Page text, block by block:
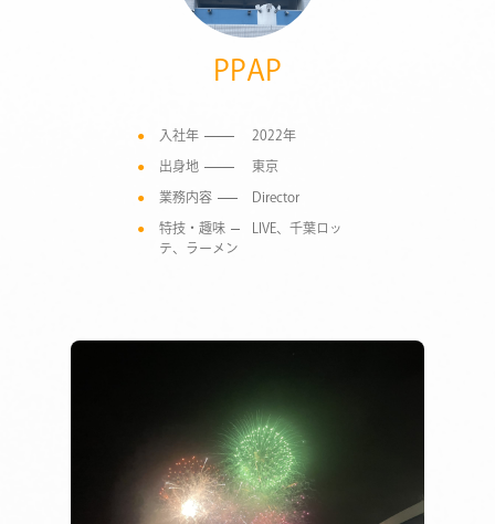
PPAP
入社年 2022年
出身地 東京
業務内容 Director
特技・趣味
LIVE、千葉ロッ
テ、ラーメン